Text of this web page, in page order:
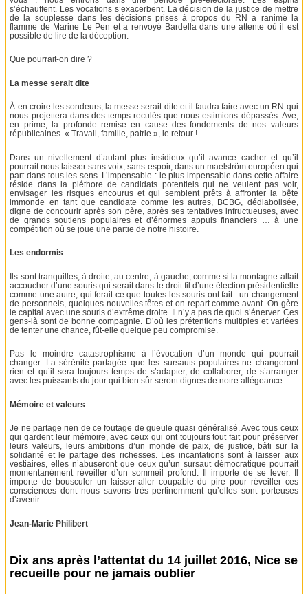
s’échauffent. Les vocations s’exacerbent. La décision de la justice de mettre
de la souplesse dans les décisions prises à propos du RN a ranimé la
flamme de Marine Le Pen et a renvoyé Bardella dans une attente où il est
possible de lire de la déception.
Que pourrait-on dire ?
La messe serait dite
À en croire les sondeurs, la messe serait dite et il faudra faire avec un RN qui
nous projettera dans des temps reculés que nous estimions dépassés. Ave,
en prime, la profonde remise en cause des fondements de nos valeurs
républicaines. « Travail, famille, patrie », le retour !
Dans un nivellement d’autant plus insidieux qu’il avance cacher et qu’il
pourrait nous laisser sans voix, sans espoir, dans un maelström européen qui
part dans tous les sens. L’impensable : le plus impensable dans cette affaire
réside dans la pléthore de candidats potentiels qui ne veulent pas voir,
envisager les risques encourus et qui semblent prêts à affronter la bête
immonde en tant que candidate comme les autres, BCBG, dédiabolisée,
digne de concourir après son père, après ses tentatives infructueuses, avec
de grands soutiens populaires et d’énormes appuis financiers … à une
compétition où se joue une partie de notre histoire.
Les endormis
Ils sont tranquilles, à droite, au centre, à gauche, comme si la montagne allait
accoucher d’une souris qui serait dans le droit fil d’une élection présidentielle
comme une autre, qui ferait ce que toutes les souris ont fait : un changement
de personnels, quelques nouvelles têtes et on repart comme avant. On gère
le capital avec une souris d’extrême droite. Il n’y a pas de quoi s’énerver. Ces
gens-là sont de bonne compagnie. D’où les prétentions multiples et variées
de tenter une chance, fût-elle quelque peu compromise.
Pas le moindre catastrophisme à l’évocation d’un monde qui pourrait
changer. La sérénité partagée que les sursauts populaires ne changeront
rien et qu’il sera toujours temps de s’adapter, de collaborer, de s’arranger
avec les puissants du jour qui bien sûr seront dignes de notre allégeance.
Mémoire et valeurs
Je ne partage rien de ce foutage de gueule quasi généralisé. Avec tous ceux
qui gardent leur mémoire, avec ceux qui ont toujours tout fait pour préserver
leurs valeurs, leurs ambitions d’un monde de paix, de justice, bâti sur la
solidarité et le partage des richesses. Les incantations sont à laisser aux
vestiaires, elles n’abuseront que ceux qu’un sursaut démocratique pourrait
momentanément réveiller d’un sommeil profond. Il importe de se lever. Il
importe de bousculer un laisser-aller coupable du pire pour réveiller ces
consciences dont nous savons très pertinemment qu’elles sont porteuses
d’avenir.
Jean-Marie Philibert
Dix ans après l’attentat du 14 juillet 2016, Nice se
recueille pour ne jamais oublier